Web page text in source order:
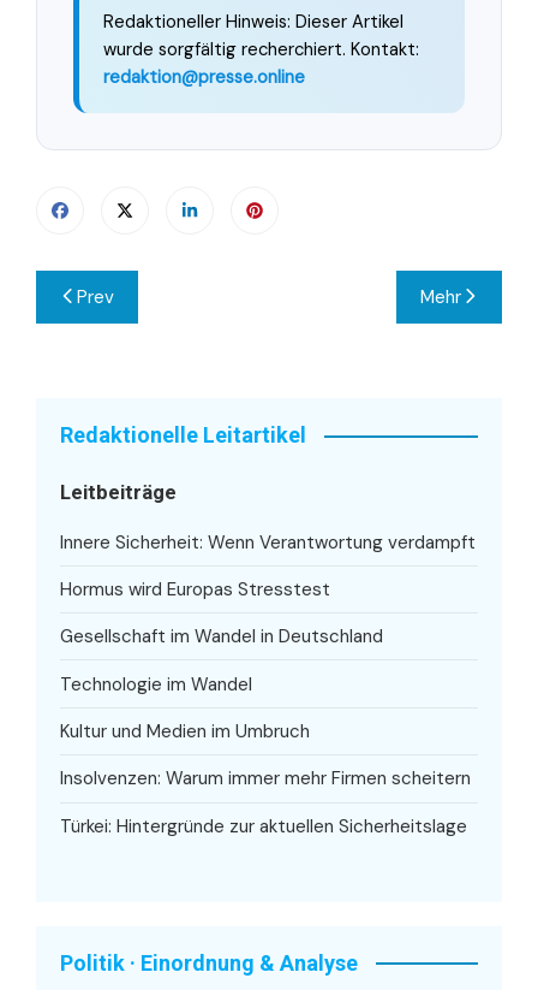
Redaktioneller Hinweis: Dieser Artikel
wurde sorgfältig recherchiert. Kontakt:
redaktion@presse.online
Beitragsnavigation
Prev Mehr
Redaktionelle Leitartikel
Leitbeiträge
Innere Sicherheit: Wenn Verantwortung verdampft
Hormus wird Europas Stresstest
Gesellschaft im Wandel in Deutschland
Technologie im Wandel
Kultur und Medien im Umbruch
Insolvenzen: Warum immer mehr Firmen scheitern
Türkei: Hintergründe zur aktuellen Sicherheitslage
Politik · Einordnung & Analyse